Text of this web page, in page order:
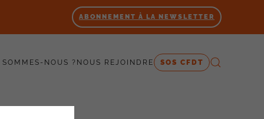
ABONNEMENT À LA NEWSLETTER
NOUS ? NOUS REJOINDRE SOS CFDT